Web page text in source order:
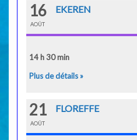
16
AOÛT
EKEREN
14 h 30 min
Plus de détails »
21
AOÛT
FLOREFFE